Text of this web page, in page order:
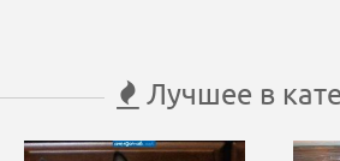
Лучшее в